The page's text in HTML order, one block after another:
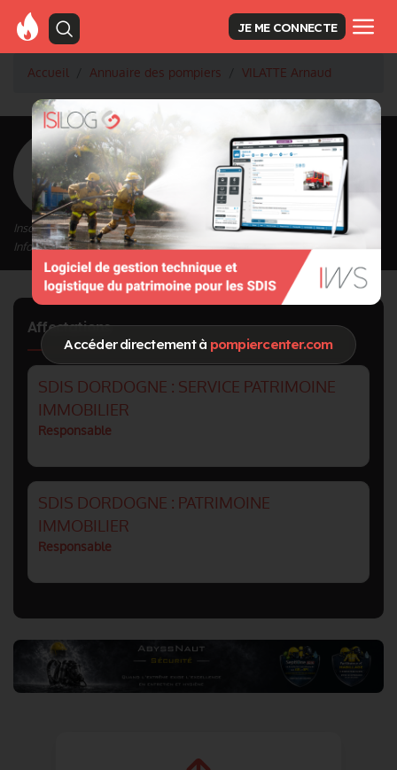
Accéder directement à pompiercenter.com
JE ME CONNECTE
Accueil Annuaire des pompiers VILATTE Arnaud
Retour à la liste des pompiers
VILATTE Arnaud
Inscrit depuis le 15/09/2020 à 15:59
Informations mises à jour le 23/05/2024 à 13:58
Affectations
SDIS DORDOGNE : SERVICE PATRIMOINE
IMMOBILIER
Responsable
SDIS DORDOGNE : PATRIMOINE
IMMOBILIER
Responsable